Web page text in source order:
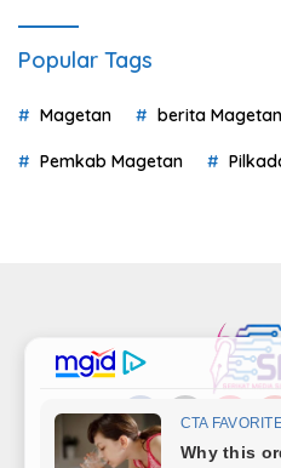
Popular Tags
Magetan berita Magetan
Pemkab Magetan